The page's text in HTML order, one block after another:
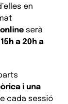
en
serà
15h a 20h a
i una
cada sessió